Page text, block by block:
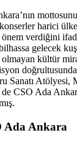
harici
verdiğini
gelecek
kültür
Sanatı Atölyesi,
CSO Ada
Ada Ankara